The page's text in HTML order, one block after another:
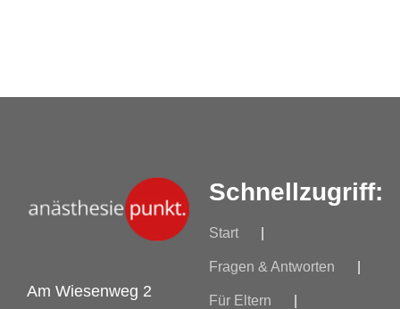
Am Wiesenweg 2
Schnellzugriff:
Start
Fragen & Antworten
Für Eltern